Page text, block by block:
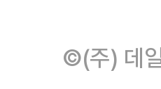
©(주) 데